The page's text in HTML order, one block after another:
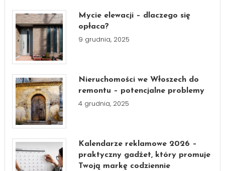
Mycie elewacji – dlaczego się
opłaca?
9 grudnia, 2025
Nieruchomości we Włoszech do
remontu – potencjalne problemy
4 grudnia, 2025
Kalendarze reklamowe 2026 –
praktyczny gadżet, który promuje
Twoją markę codziennie